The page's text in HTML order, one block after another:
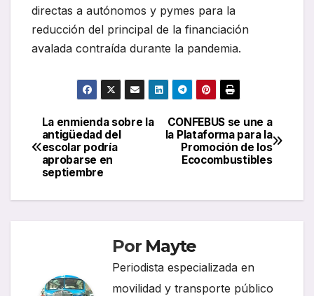
directas a autónomos y pymes para la
reducción del principal de la financiación
avalada contraída durante la pandemia.
Navegación
de
entradas
CONFEBUS se une a
la Plataforma para la
Promoción de los
Ecocombustibles
La enmienda sobre la
antigüedad del
escolar podría
aprobarse en
septiembre
Por Mayte
Periodista especializada en
movilidad y transporte público